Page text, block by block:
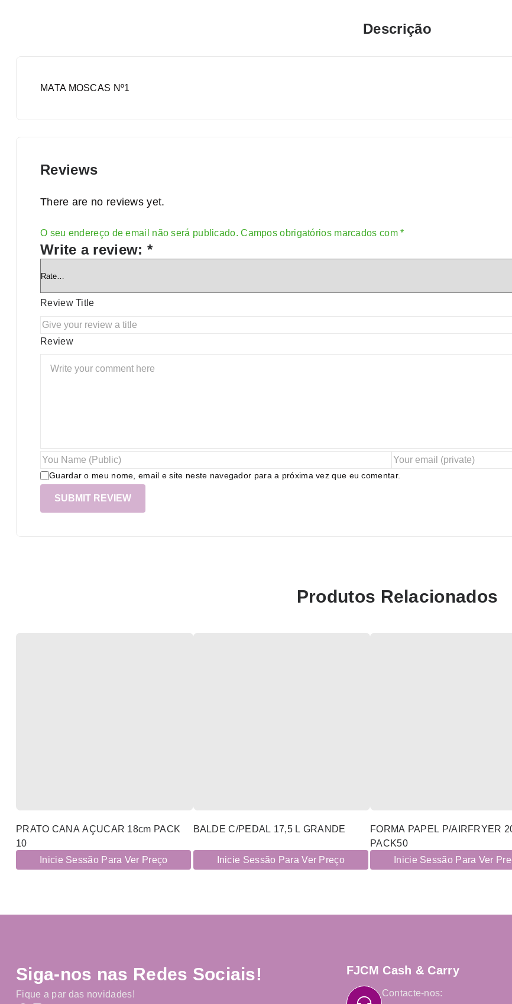
Descrição
MATA MOSCAS Nº1
Reviews
There are no reviews yet.
O seu endereço de email não será publicado. Campos obrigatórios marcados com*
Write a review: *
Review Title
Review
Guardar o meu nome, email e site neste navegador para a próxima vez que eu comentar.
Alternative:
Produtos Relacionados
PRATO CANA AÇUCAR 18cm PACK
10
Inicie Sessão Para Ver Preço
BALDE C/PEDAL 17,5 L GRANDE
Inicie Sessão Para Ver Preço
FORMA PAPEL P/AIRFRYER
PACK50
Inicie Sessão Para Ver
Siga-nos nas Redes Sociais!
Fique a par das novidades!
FJCM Cash & Carry
Contacte-nos: